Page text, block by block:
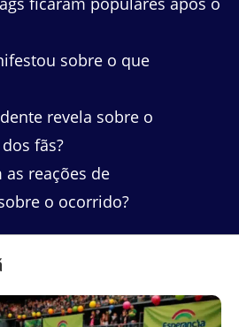
sobre o que
revela sobre o
fãs?
reações de
o ocorrido?